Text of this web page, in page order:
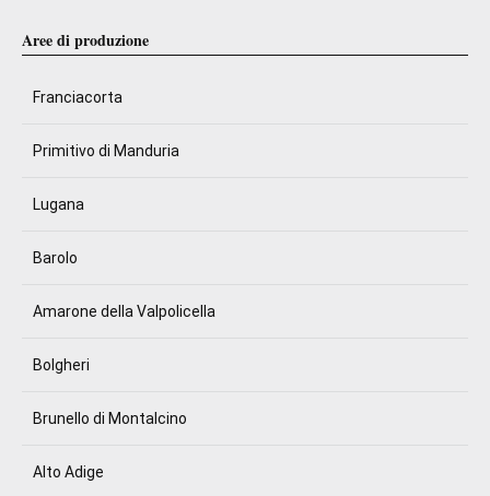
Aree di produzione
Franciacorta
Primitivo di Manduria
Lugana
Barolo
Amarone della Valpolicella
Bolgheri
Brunello di Montalcino
Alto Adige